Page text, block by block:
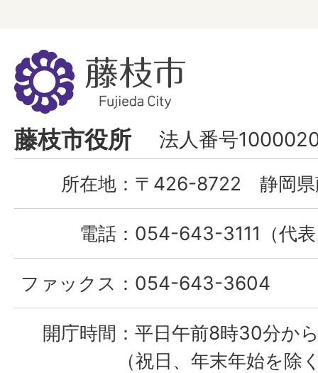
藤
枝
市
Fujieda
City
藤枝市役所 法人番号
所在地： 〒426-8722 静岡県
電話： 054-643-3111（代
ファックス： 054-643-3604
開庁時間： 平日午前8時30分か
（祝日、年末年始を除